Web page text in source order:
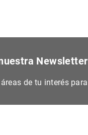
Newsletter
de tu interés